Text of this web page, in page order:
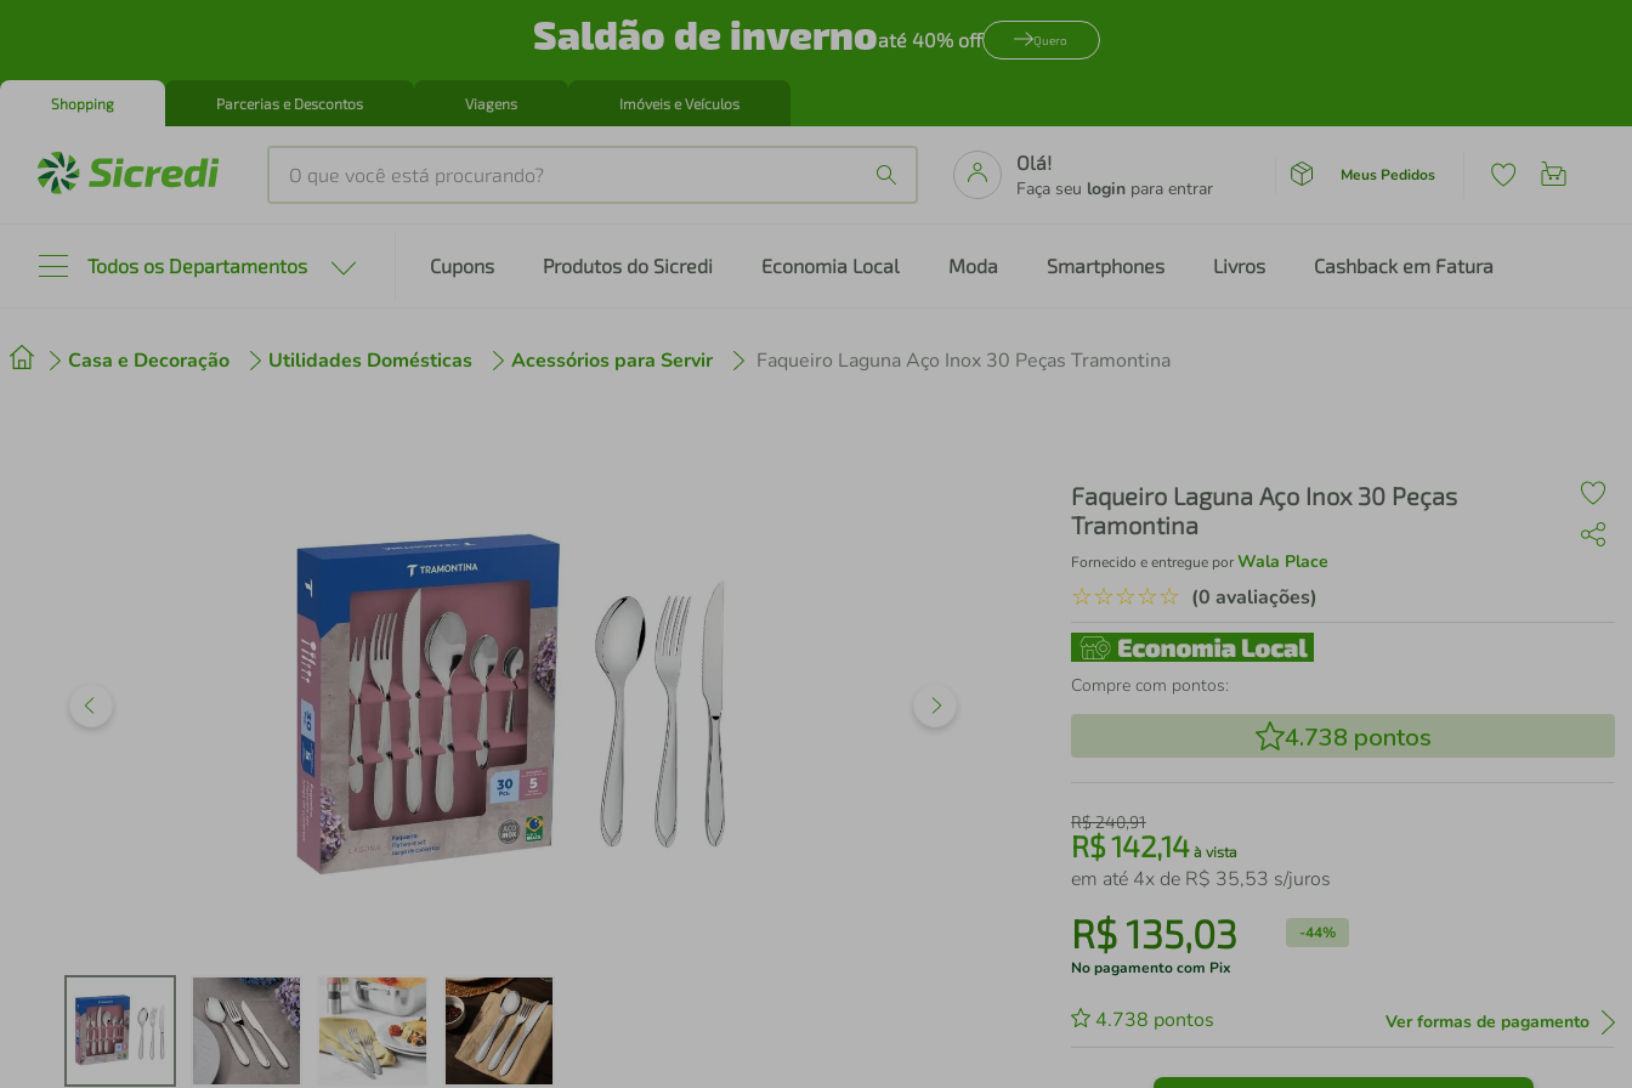
Saldão de invernoaté 40% off Quero
Shopping Parcerias e Descontos Viagens Imóveis e Veículos
O que você está procurando?
Olá!
Faça seu login para entrar
Meus Pedidos
Todos os Departamentos Cupons Produtos do Sicredi Economia Local Moda Smartphones Livros Cashback em Fatura
Casa e Decoração Utilidades Domésticas Acessórios para Servir Faqueiro Laguna Aço Inox 30 Peças Tramontina
Faqueiro Laguna Aço Inox 30 Peças
Tramontina
Fornecido e entregue porWala Place
☆☆☆☆☆ (0 avaliações)
Compre com pontos:
4.738 pontos
R$240,91
R$142,14 à vista
em até 4x de R$ 35,53 s/juros
R$135,03 -44%
No pagamento com Pix
4.738 pontos Ver formas de pagamento
º cafeteira